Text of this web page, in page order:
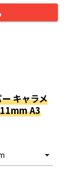
キャラメ
A3